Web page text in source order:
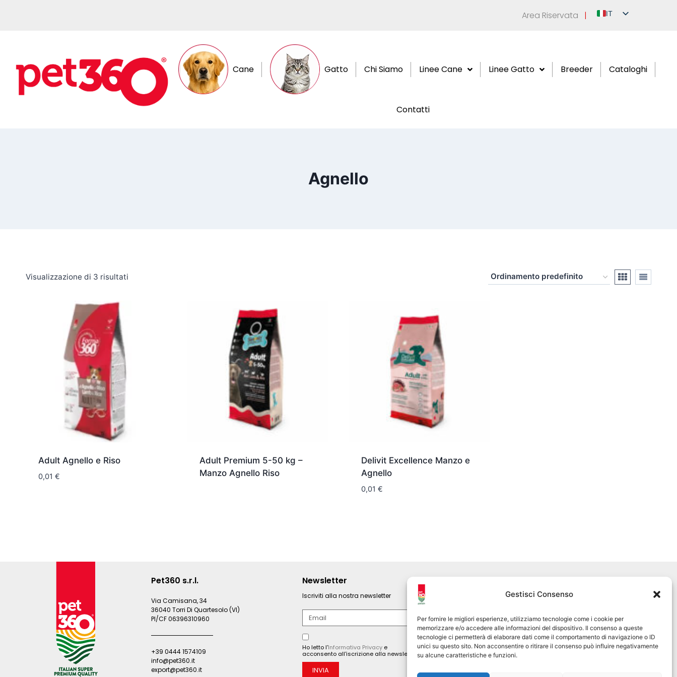
Gestisci Consenso
Per fornire le migliori esperienze, utilizziamo tecnologie come i cookie per
memorizzare e/o accedere alle informazioni del dispositivo. Il consenso a queste
tecnologie ci permetterà di elaborare dati come il comportamento di navigazione o ID
unici su questo sito. Non acconsentire o ritirare il consenso può influire negativamente
su alcune caratteristiche e funzioni.
Area Riservata |
IT
Cane Gatto Chi Siamo Linee Cane Linee Gatto Breeder Cataloghi
Contatti
Agnello
Visualizzazione di 3 risultati
Adult Agnello e Riso
0,01 €
Adult Premium 5-50 kg –
Manzo Agnello Riso
Delivit Excellence Manzo e
Agnello
0,01 €
Pet360 s.r.l.
Via Camisana, 34
36040 Torri Di Quartesolo (VI)
PI/CF 06396310960
+39 0444 1574109
info@pet360.it
export@pet360.it
Newsletter
Iscriviti alla nostra newsletter
Ho letto l'Informativa Privacy e
acconsento all'iscrizione alla newsletter.
INVIA
pet360official
@pet360_official
pet breeder channel